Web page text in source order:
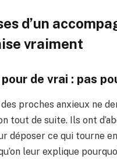
d’un
vraiment
de vrai : pas
proches anxieux ne
tout de suite. Ils ont
déposer ce qui tourne
leur explique